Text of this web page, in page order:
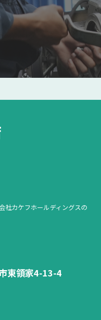
社カケフホールディングスの
東領家4-13-4